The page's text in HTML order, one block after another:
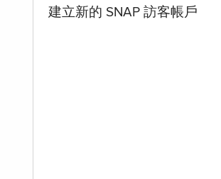
建立新的 SNAP 訪客帳戶